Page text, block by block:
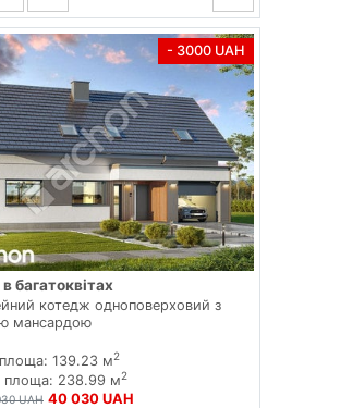
- 3000 UAH
багатоквітах
котедж одноповерховий з
мансардою
139.23 м2
площа: 238.99 м2
UAH 40 030 UAH